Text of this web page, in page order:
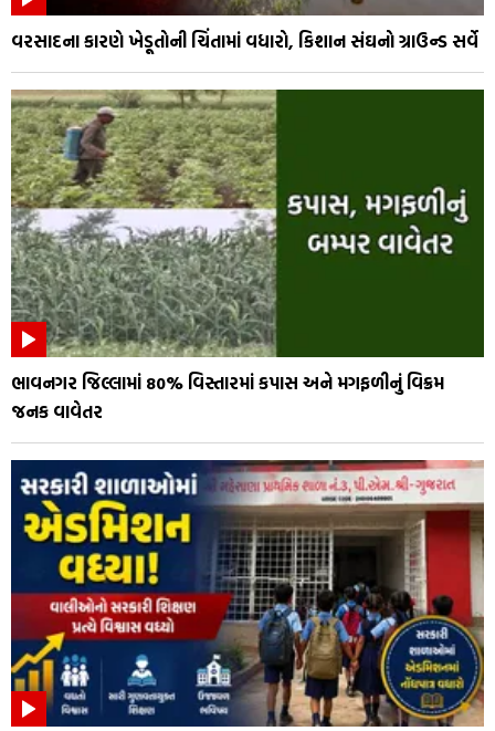
વરસાદના કારણે ખેડૂતોની ચિંતામાં વધારો, કિશાન સંઘનો ગ્રાઉન્ડ સર્વે
ભાવનગર જિલ્લામાં 80% વિસ્તારમાં કપાસ અને મગફળીનું વિક્રમ
જનક વાવેતર